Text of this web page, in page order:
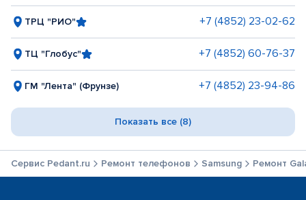
ТРЦ "РИО" +7 (4852) 23-02-62
ТЦ "Глобус" +7 (4852) 60-76-37
ГМ "Лента" (Фрунзе) +7 (4852) 23-94-86
Показать все (8)
Сервис Pedant.ru Ремонт телефонов Samsung Ремонт